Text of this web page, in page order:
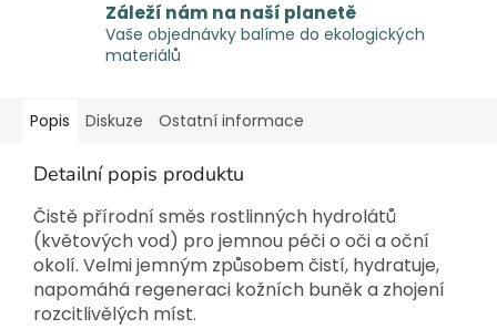
Záleží nám na naší planetě
Vaše objednávky balíme do ekologických
materiálů
Popis Diskuze Ostatní informace
Detailní popis produktu
Čistě přírodní směs rostlinných hydrolátů
(květových vod) pro jemnou péči o oči a oční
okolí. Velmi jemným způsobem čistí, hydratuje,
napomáhá regeneraci kožních buněk a zhojení
rozcitlivělých míst.